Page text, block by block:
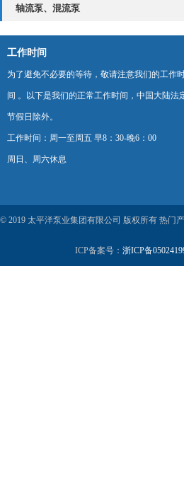
轴流泵、混流泵
工作时间
为了避免不必要的等待，敬请注意我们的工作
间 。以下是我们的正常工作时间，中国大陆法
节假日除外。
工作时间：周一至周五 早8：30-晚6：00
周日、周六休息
© 2019 太平洋泵业集团有限公司 版权所有 热门产
ICP备案号： 浙ICP备